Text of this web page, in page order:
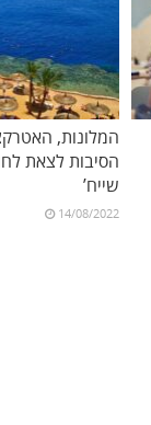
המלונות,
הסיבות לצאת
שייח’
14/08/2022